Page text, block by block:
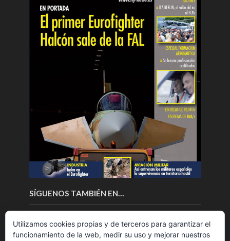
SÍGUENOS TAMBIÉN EN…
Utilizamos cookies propias y de terceros para garantizar el
funcionamiento de la web, medir su uso y mejorar nuestros